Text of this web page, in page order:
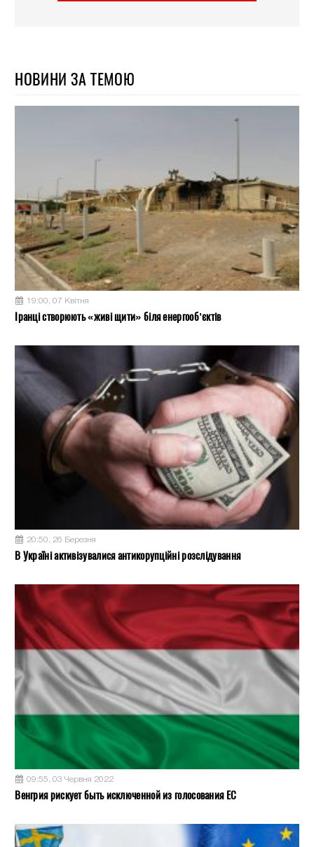
НОВИНИ ЗА ТЕМОЮ
19:00, 07 Квітня
Іранці створюють «живі щити» біля енергооб’єктів
20:50, 26 Березня
В Україні активізувалися антикорупційні розслідування
09:55, 03 Червня 2022
Венгрия рискует быть исключенной из голосования ЕС